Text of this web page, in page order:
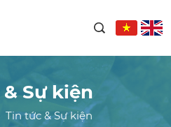
Sự kiện
Tin tức & Sự kiện